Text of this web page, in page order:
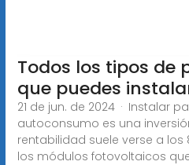
Todos los tipos de
que puedes
21 de jun. de 2024 · Instalar
autoconsumo es una
rentabilidad suele verse a los
los módulos fotovoltaicos